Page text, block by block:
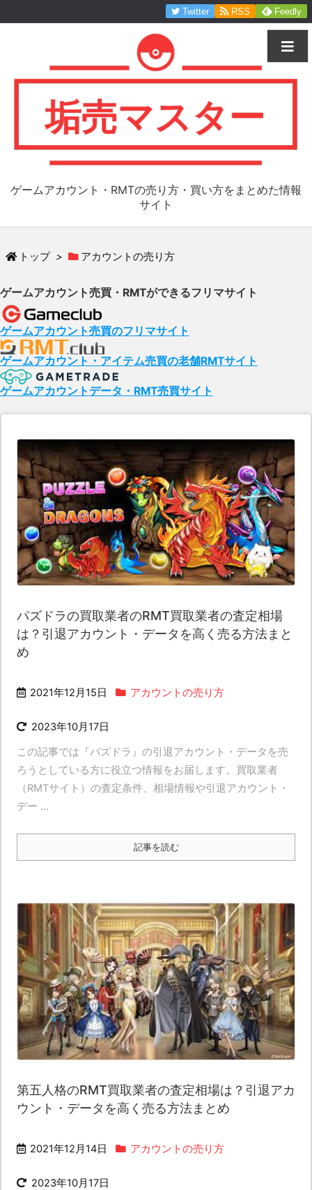
ゲームアカウント・RMTの売り方・買い方をまとめた情報
サイト
Twitter RSS Feedly
トップ > アカウントの売り方
ゲームアカウント売買・RMTができるフリマサイト
ゲームアカウント売買のフリマサイト
ゲームアカウント・アイテム売買の老舗RMTサイト
ゲームアカウントデータ・RMT売買サイト
パズドラの買取業者のRMT買取業者の査定相場
は？引退アカウント・データを高く売る方法まと
め
2021年12月15日 アカウントの売り方
2023年10月17日
この記事では『パズドラ』の引退アカウント・データを売
ろうとしている方に役立つ情報をお届します。買取業者
（RMTサイト）の査定条件、相場情報や引退アカウント・
デー ...
記事を読む
第五人格のRMT買取業者の査定相場は？引退アカ
ウント・データを高く売る方法まとめ
2021年12月14日 アカウントの売り方
2023年10月17日